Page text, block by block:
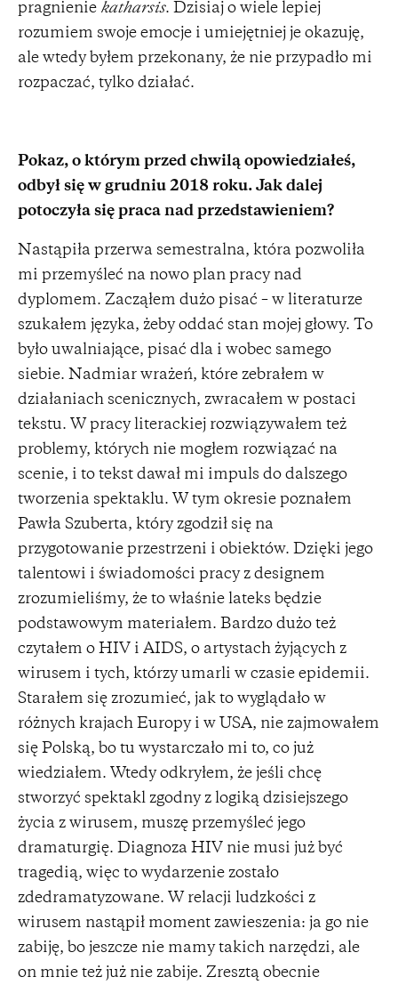
pragnienie katharsis. Dzisiaj o wiele lepiej
rozumiem swoje emocje i umiejętniej je okazuję,
ale wtedy byłem przekonany, że nie przypadło mi
rozpaczać, tylko działać.
Pokaz, o którym przed chwilą opowiedziałeś,
odbył się w grudniu 2018 roku. Jak dalej
potoczyła się praca nad przedstawieniem?
Nastąpiła przerwa semestralna, która pozwoliła
mi przemyśleć na nowo plan pracy nad
dyplomem. Zacząłem dużo pisać – w literaturze
szukałem języka, żeby oddać stan mojej głowy. To
było uwalniające, pisać dla i wobec samego
siebie. Nadmiar wrażeń, które zebrałem w
działaniach scenicznych, zwracałem w postaci
tekstu. W pracy literackiej rozwiązywałem też
problemy, których nie mogłem rozwiązać na
scenie, i to tekst dawał mi impuls do dalszego
tworzenia spektaklu. W tym okresie poznałem
Pawła Szuberta, który zgodził się na
przygotowanie przestrzeni i obiektów. Dzięki jego
talentowi i świadomości pracy z designem
zrozumieliśmy, że to właśnie lateks będzie
podstawowym materiałem. Bardzo dużo też
czytałem o HIV i AIDS, o artystach żyjących z
wirusem i tych, którzy umarli w czasie epidemii.
Starałem się zrozumieć, jak to wyglądało w
różnych krajach Europy i w USA, nie zajmowałem
się Polską, bo tu wystarczało mi to, co już
wiedziałem. Wtedy odkryłem, że jeśli chcę
stworzyć spektakl zgodny z logiką dzisiejszego
życia z wirusem, muszę przemyśleć jego
dramaturgię. Diagnoza HIV nie musi już być
tragedią, więc to wydarzenie zostało
zdedramatyzowane. W relacji ludzkości z
wirusem nastąpił moment zawieszenia: ja go nie
zabiję, bo jeszcze nie mamy takich narzędzi, ale
on mnie też już nie zabije. Zresztą obecnie